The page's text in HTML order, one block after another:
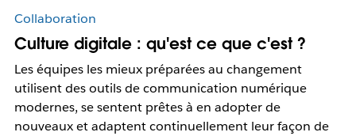
Collaboration
Culture digitale : qu'est ce que c'est ?
Les équipes les mieux préparées au changement
utilisent des outils de communication numérique
modernes, se sentent prêtes à en adopter de
nouveaux et adaptent continuellement leur façon de